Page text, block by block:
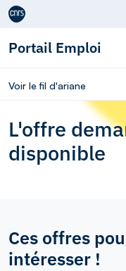
Aller au contenu
Portail Emploi
Voir le fil d'ariane
L'offre
disponible
Ces offres
intéresser !